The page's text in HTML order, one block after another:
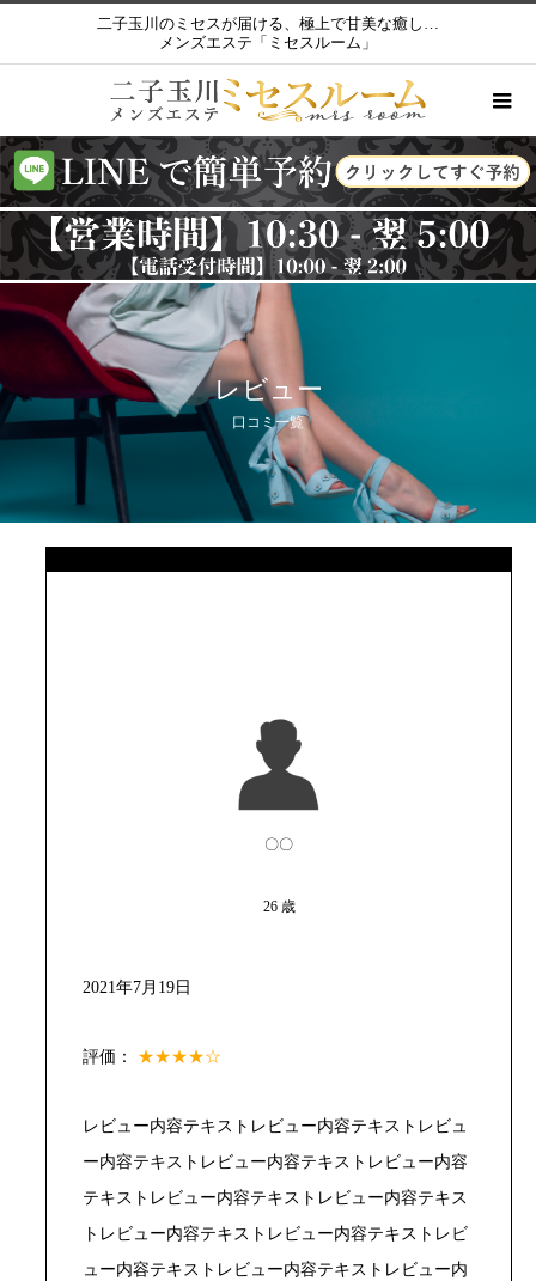
二子玉川のミセスが届ける、極上で甘美な癒し…
メンズエステ「ミセスルーム」
レビュー
口コミ一覧
〇〇
26 歳
2021年7月19日
評価： ★★★★☆
レビュー内容テキストレビュー内容テキストレビュ
ー内容テキストレビュー内容テキストレビュー内容
テキストレビュー内容テキストレビュー内容テキス
トレビュー内容テキストレビュー内容テキストレビ
ュー内容テキストレビュー内容テキストレビュー内